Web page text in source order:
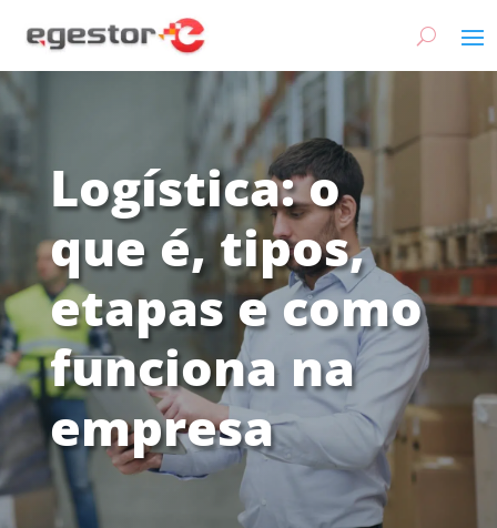
Logística: o
que é, tipos,
etapas e como
funciona na
empresa